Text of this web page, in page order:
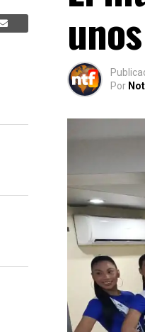
Por